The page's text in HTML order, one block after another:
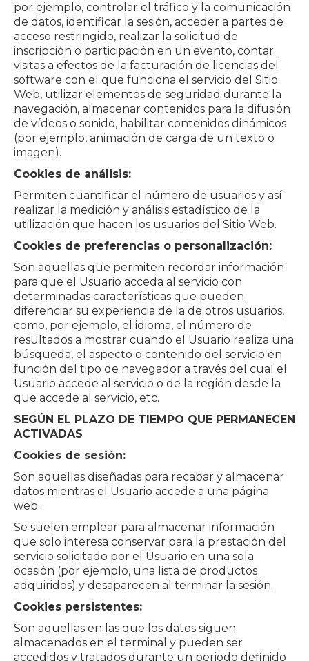
por ejemplo, controlar el tráfico y la comunicación
de datos, identificar la sesión, acceder a partes de
acceso restringido, realizar la solicitud de
inscripción o participación en un evento, contar
visitas a efectos de la facturación de licencias del
software con el que funciona el servicio del Sitio
Web, utilizar elementos de seguridad durante la
navegación, almacenar contenidos para la difusión
de vídeos o sonido, habilitar contenidos dinámicos
(por ejemplo, animación de carga de un texto o
imagen).
Cookies de análisis:
Permiten cuantificar el número de usuarios y así
realizar la medición y análisis estadístico de la
utilización que hacen los usuarios del Sitio Web.
Cookies de preferencias o personalización:
Son aquellas que permiten recordar información
para que el Usuario acceda al servicio con
determinadas características que pueden
diferenciar su experiencia de la de otros usuarios,
como, por ejemplo, el idioma, el número de
resultados a mostrar cuando el Usuario realiza una
búsqueda, el aspecto o contenido del servicio en
función del tipo de navegador a través del cual el
Usuario accede al servicio o de la región desde la
que accede al servicio, etc.
SEGÚN EL PLAZO DE TIEMPO QUE PERMANECEN
ACTIVADAS
Cookies de sesión:
Son aquellas diseñadas para recabar y almacenar
datos mientras el Usuario accede a una página
web.
Se suelen emplear para almacenar información
que solo interesa conservar para la prestación del
servicio solicitado por el Usuario en una sola
ocasión (por ejemplo, una lista de productos
adquiridos) y desaparecen al terminar la sesión.
Cookies persistentes:
Son aquellas en las que los datos siguen
almacenados en el terminal y pueden ser
accedidos y tratados durante un periodo definido